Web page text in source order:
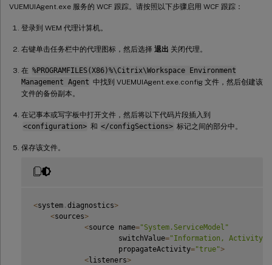
VUEMUIAgent.exe 服务的 WCF 跟踪。请按照以下步骤启用 WCF 跟踪：
登录到 WEM 代理计算机。
右键单击任务栏中的代理图标，然后选择 退出 关闭代理。
在 %PROGRAMFILES(X86)%\Citrix\Workspace Environment
Management Agent 中找到 VUEMUIAgent.exe.config 文件，然后创建该
文件的备份副本。
在记事本或写字板中打开文件，然后将以下代码片段插入到
<configuration> 和 </configSections> 标记之间的部分中。
保存该文件。
<system . diagnostics>
<sources>
<source name="System.ServiceModel"
                    switchValue
="Information,
                    propagateActivity
="true">
<listeners>